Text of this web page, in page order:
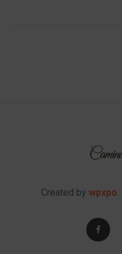
Created by wpxpo